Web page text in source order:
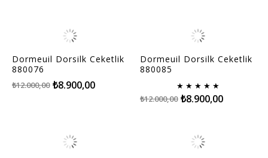
Dormeuil Dorsilk Ceketlik
880076
₺8.900,00
₺12.000,00
Dormeuil Dorsilk Ceketlik
880085
★ ★ ★ ★ ★
₺8.900,00
₺12.000,00